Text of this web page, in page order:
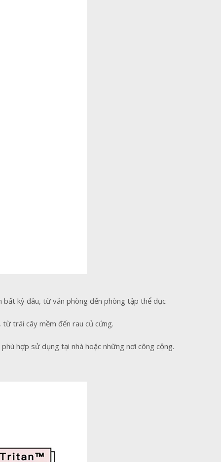
bất kỳ đâu, từ văn phòng đến phòng tập thể dục
trái cây mềm đến rau củ cứng.
hợp sử dụng tại nhà hoặc những nơi công cộng.